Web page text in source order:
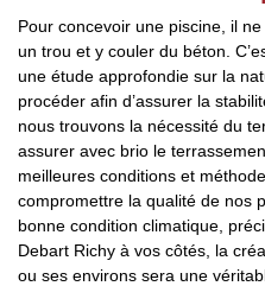
Pour concevoir une piscine, il
un trou et y couler du béton.
une étude approfondie sur la
procéder afin d’assurer la
nous trouvons la nécessité du
assurer avec brio le
meilleures conditions et
compromettre la qualité de nos
bonne condition climatique,
Debart Richy à vos côtés, la
ou ses environs sera une